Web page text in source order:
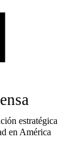
estratégica
en América